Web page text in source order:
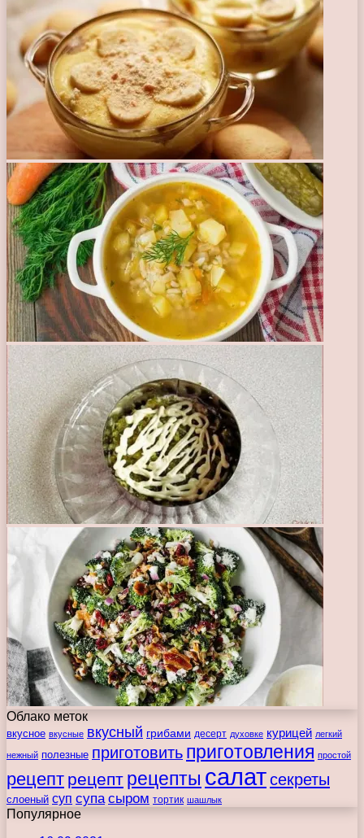
Облако меток
вкусное вкусные вкусный грибами десерт духовке курицей легкий
нежный полезные приготовить приготовления простой
рецепт рецепт рецепты салатсекреты
слоеный суп супа сыром тортик шашлык
Популярное